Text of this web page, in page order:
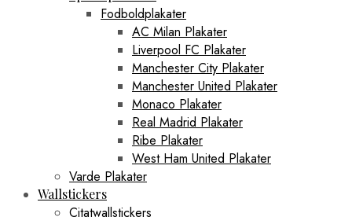
Fodboldplakater
AC Milan Plakater
Liverpool FC Plakater
Manchester City Plakater
Manchester United Plakater
Monaco Plakater
Real Madrid Plakater
Ribe Plakater
West Ham United Plakater
Varde Plakater
Wallstickers
Citatwallstickers